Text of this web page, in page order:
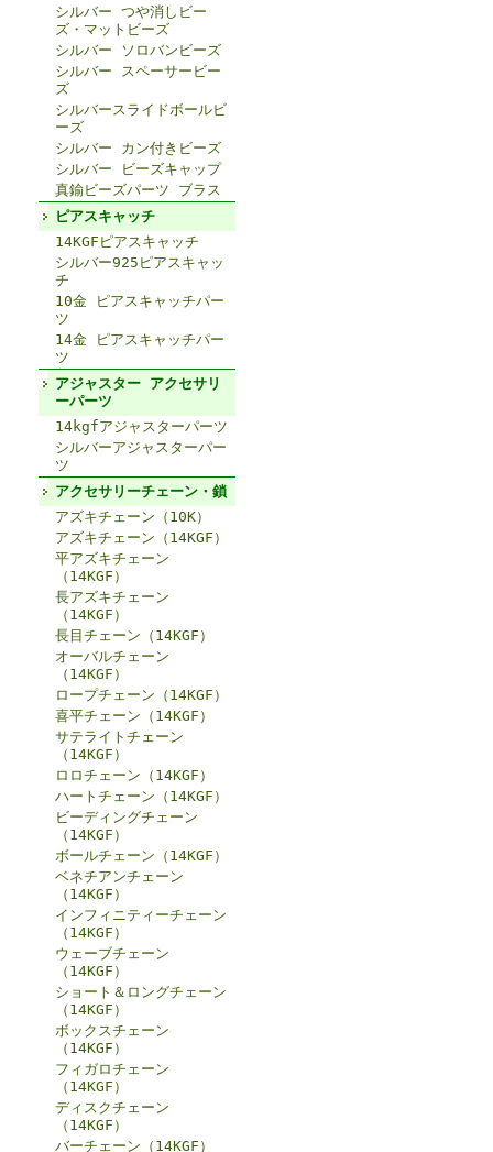
シルバー つや消しビー
ズ・マットビーズ
シルバー ソロバンビーズ
シルバー スペーサービー
ズ
シルバースライドボールビ
ーズ
シルバー カン付きビーズ
シルバー ビーズキャップ
真鍮ビーズパーツ ブラス
ピアスキャッチ
14KGFピアスキャッチ
シルバー925ピアスキャッ
チ
10金 ピアスキャッチパー
ツ
14金 ピアスキャッチパー
ツ
アジャスター アクセサリ
ーパーツ
14kgfアジャスターパーツ
シルバーアジャスターパー
ツ
アクセサリーチェーン・鎖
アズキチェーン（10K）
アズキチェーン（14KGF）
平アズキチェーン
（14KGF）
長アズキチェーン
（14KGF）
長目チェーン（14KGF）
オーバルチェーン
（14KGF）
ロープチェーン（14KGF）
喜平チェーン（14KGF）
サテライトチェーン
（14KGF）
ロロチェーン（14KGF）
ハートチェーン（14KGF）
ビーディングチェーン
（14KGF）
ボールチェーン（14KGF）
ベネチアンチェーン
（14KGF）
インフィニティーチェーン
（14KGF）
ウェーブチェーン
（14KGF）
ショート＆ロングチェーン
（14KGF）
ボックスチェーン
（14KGF）
フィガロチェーン
（14KGF）
ディスクチェーン
（14KGF）
バーチェーン（14KGF）